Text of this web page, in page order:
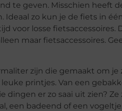
te geven. Misschien heeft
Ideaal zo kun je de fiets in
voor losse fietsaccessoires.
maar fietsaccessoires.
zijn die gemaakt om
printjes. Van een
er zo saai uit zien?
een badeend of een vogeltje.